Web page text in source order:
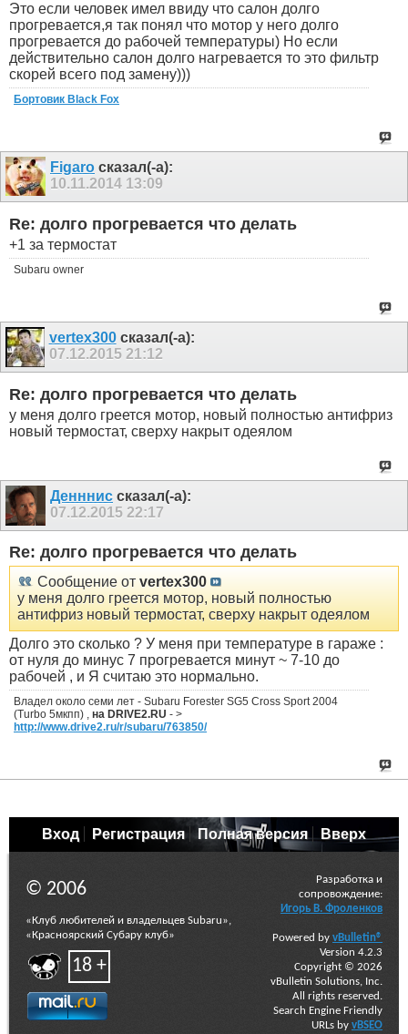
Это если человек имел ввиду что салон долго
прогревается,я так понял что мотор у него долго
прогревается до рабочей температуры) Но если
действительно салон долго нагревается то это фильтр
скорей всего под замену)))
Бортовик Black Fox
Figaro сказал(-а):
10.11.2014 13:09
Re: долго прогревается что делать
+1 за термостат
Subaru owner
vertex300сказал(-а):
07.12.2015 21:12
Re: долго прогревается что делать
у меня долго греется мотор, новый полностью антифриз
новый термостат, сверху накрыт одеялом
Денннис сказал(-а):
07.12.2015 22:17
Re: долго прогревается что делать
Сообщение от vertex300
у меня долго греется мотор, новый полностью
антифриз новый термостат, сверху накрыт одеялом
Долго это сколько ? У меня при температуре в гараже :
от нуля до минус 7 прогревается минут ~ 7-10 до
рабочей , и Я считаю это нормально.
Владел около семи лет - Subaru Forester SG5 Cross Sport 2004
(Turbo 5мкпп) , на DRIVE2.RU - >
http://www.drive2.ru/r/subaru/763850/
Вход Регистрация Полная версия Вверх
© 2006
«Клуб любителей и владельцев Subaru»,
«Красноярский Субару клуб»
18 +
Разработка и
сопровождение:
Игорь В. Фроленков
Powered by vBulletin®
Version 4.2.3
Copyright © 2026
vBulletin Solutions, Inc.
All rights reserved.
Search Engine Friendly
URLs by vBSEO